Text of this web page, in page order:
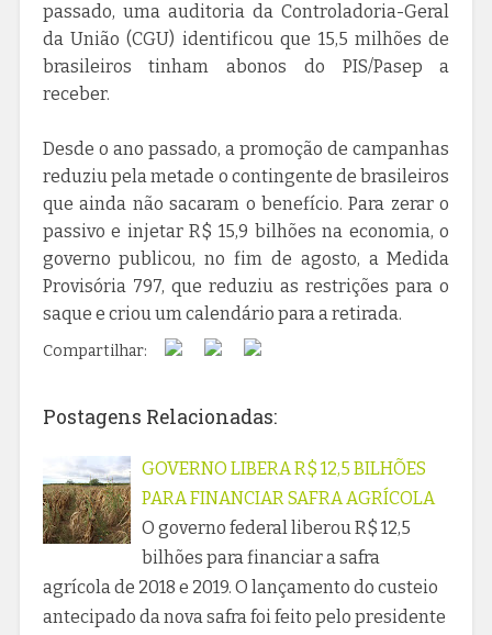
passado, uma auditoria da Controladoria-Geral
da União (CGU) identificou que 15,5 milhões de
brasileiros tinham abonos do PIS/Pasep a
receber.
Desde o ano passado, a promoção de campanhas
reduziu pela metade o contingente de brasileiros
que ainda não sacaram o benefício. Para zerar o
passivo e injetar R$ 15,9 bilhões na economia, o
governo publicou, no fim de agosto, a Medida
Provisória 797, que reduziu as restrições para o
saque e criou um calendário para a retirada.
Compartilhar:
Postagens Relacionadas:
GOVERNO LIBERA R$ 12,5 BILHÕES
PARA FINANCIAR SAFRA AGRÍCOLA
O governo federal liberou R$ 12,5
bilhões para financiar a safra
agrícola de 2018 e 2019. O lançamento do custeio
antecipado da nova safra foi feito pelo presidente